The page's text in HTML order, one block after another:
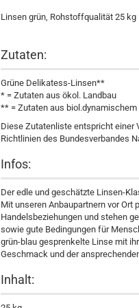
Linsen grün, Rohstoffqualität 25 kg
Zutaten:
Grüne Delikatess-Linsen**
* = Zutaten aus ökol. Landbau
** = Zutaten aus biol.dynamischem
Diese Zutatenliste entspricht einer
Richtlinien des Bundesverbandes
Infos:
Der edle und geschätzte Linsen-
Mit unseren Anbaupartnern vor Ort
Handelsbeziehungen und stehen
sowie gute Bedingungen für
grün-blau gesprenkelte Linse mit
Geschmack und der
Inhalt: